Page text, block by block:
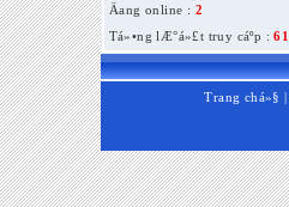
Äang online : 2
Tá»•ng lÆ°á»£t truy cáº­p :
Trang chá»§